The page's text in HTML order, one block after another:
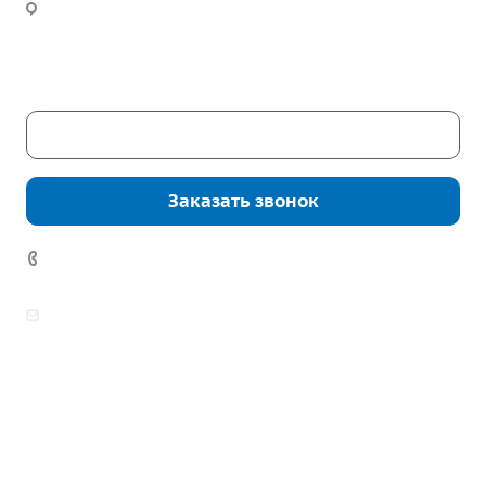
Заказать звонок